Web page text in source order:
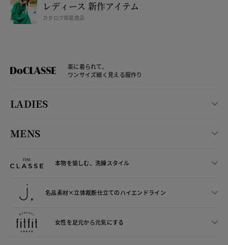
レディース 新作アイテム
カタログ掲載商品
楽に着られて、
ワンサイズ細く見える服作り
LADIES
MENS
本物を愉しむ、洗練スタイル
名品素材×立体裁断仕立てのハイエンドライン
女性を足元から元気にする